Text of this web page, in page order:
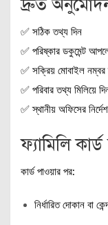
দ্রুত
✅ সঠিক তথ্য দিন
✅ পরিষ্কার ডকুমেন্ট
✅ সক্রিয় মোবাইল
✅ পরিবার তথ্য মিলিয়ে
✅ স্থানীয় অফিসের
ফ্যামিলি
কার্ড পাওয়ার পর:
নির্ধারিত দোকান বা